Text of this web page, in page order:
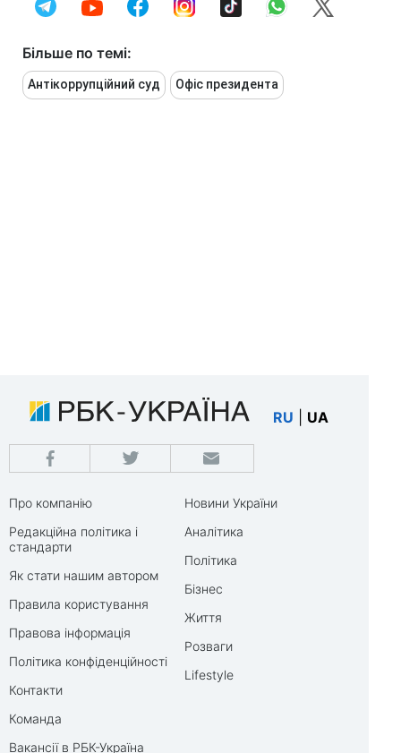
Більше по темі:
Антікоррупційний суд Офіс президента
RU UA
Про компанію
Редакційна політика і
стандарти
Як стати нашим автором
Правила користування
Правова інформація
Політика конфіденційності
Контакти
Команда
Вакансії в РБК-Україна
Новини України
Аналітика
Політика
Бізнес
Життя
Розваги
Lifestyle